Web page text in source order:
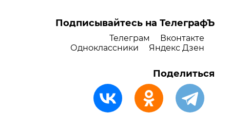
Подписывайтесь на ТелеграфЪ
Телеграм
Вконтакте
Одноклассники
Яндекс Дзен
Поделиться